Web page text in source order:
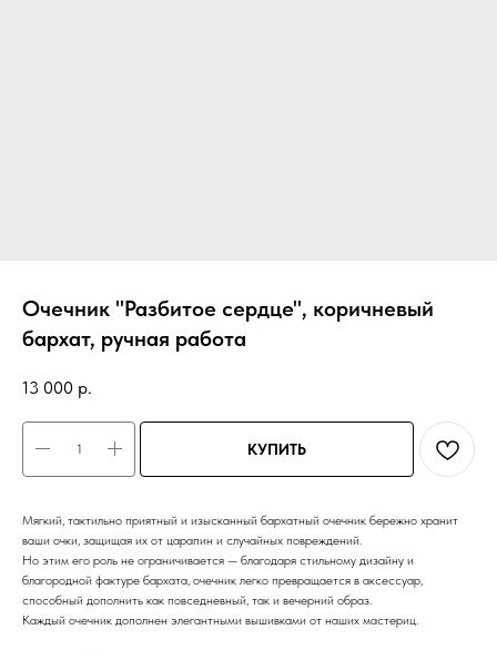
Очечник "Разбитое сердце", коричневый
бархат, ручная работа
13 000 р.
КУПИТЬ
Мягкий, тактильно приятный и изысканный бархатный очечник бережно хранит
ваши очки, защищая их от царапин и случайных повреждений.
Но этим его роль не ограничивается — благодаря стильному дизайну и
благородной фактуре бархата, очечник легко превращается в аксессуар,
способный дополнить как повседневный, так и вечерний образ.
Каждый очечник дополнен элегантными вышивками от наших мастериц.